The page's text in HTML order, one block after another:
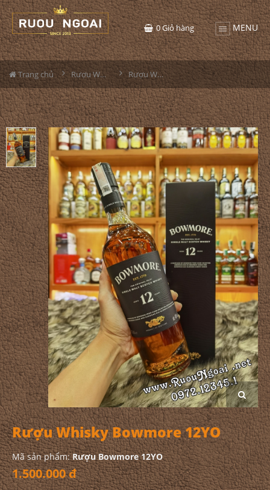
MENU
0Giỏ hàng
Trang chủ Rượu Whisky Rượu Whisky Bowmore 12YO
Rượu Whisky Bowmore 12YO
Mã sản phẩm:Rượu Bowmore 12YO
1.500.000 đ